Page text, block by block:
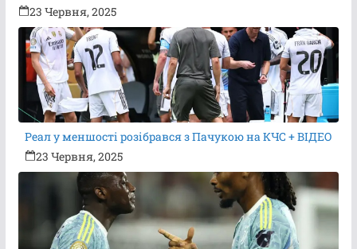
23 Червня, 2025
Реал у меншості розібрався з Пачукою на КЧС + ВІДЕО
23 Червня, 2025